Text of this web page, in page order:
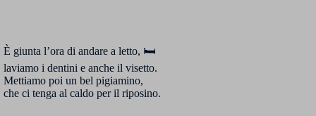
È giunta l’ora di andare a letto, 🛏️
laviamo i dentini e anche il visetto.
Mettiamo poi un bel pigiamino,
che ci tenga al caldo per il riposino.